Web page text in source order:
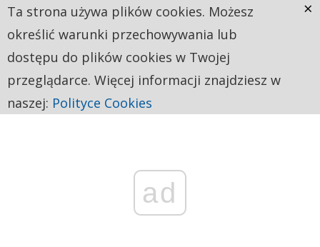
ad
Ta strona używa plików cookies. Możesz
określić warunki przechowywania lub
dostępu do plików cookies w Twojej
przeglądarce. Więcej informacji znajdziesz w
naszej: Polityce Cookies
×